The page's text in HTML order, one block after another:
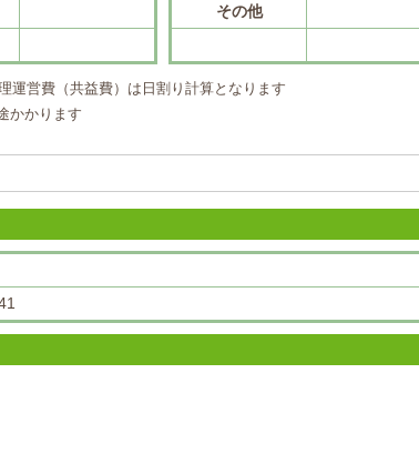
その他
営費（共益費）は日割り計算となります
かかります